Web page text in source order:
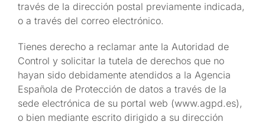
través de la dirección postal previamente indicada,
o a través del correo electrónico.
Tienes derecho a reclamar ante la Autoridad de
Control y solicitar la tutela de derechos que no
hayan sido debidamente atendidos a la Agencia
Española de Protección de datos a través de la
sede electrónica de su portal web (www.agpd.es),
o bien mediante escrito dirigido a su dirección